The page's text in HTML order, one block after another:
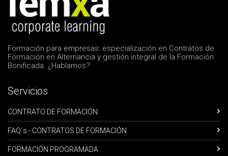
Formación para empresas: especialización en Contratos de
Formación en Alternancia y gestión integral de la Formación
Bonificada. ¿Hablamos?
Servicios
CONTRATO DE FORMACIÓN
FAQ´s - CONTRATOS DE FORMACIÓN
FORMACIÓN PROGRAMADA